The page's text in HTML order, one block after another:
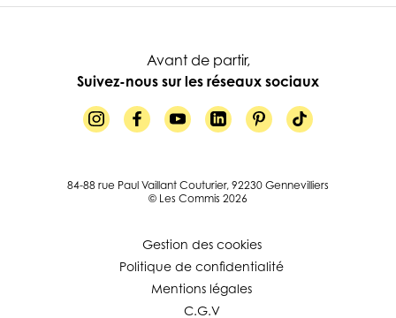
Avant de partir,
Suivez-nous sur les réseaux sociaux
84-88 rue Paul Vaillant Couturier, 92230 Gennevilliers
© Les Commis 2026
Gestion des cookies
Politique de confidentialité
Mentions légales
C.G.V